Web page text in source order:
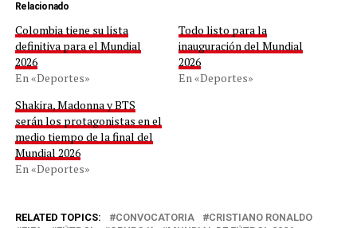
Relacionado
Colombia tiene su lista
definitiva para el Mundial
2026
En «Deportes»
Todo listo para la
inauguración del Mundial
2026
En «Deportes»
Shakira, Madonna y BTS
serán los protagonistas en el
medio tiempo de la final del
Mundial 2026
En «Deportes»
RELATED TOPICS: CONVOCATORIA
CRISTIANO RONALDO